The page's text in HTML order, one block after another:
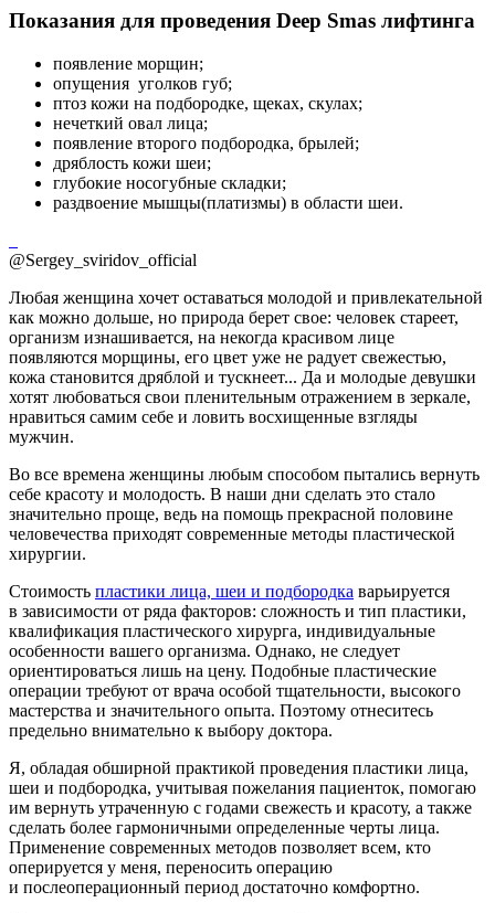
Показания для проведения Deep Smas лифтинга
появление морщин;
опущения уголков губ;
птоз кожи на подбородке, щеках, скулах;
нечеткий овал лица;
появление второго подбородка, брылей;
дряблость кожи шеи;
глубокие носогубные складки;
раздвоение мышцы(платизмы) в области шеи.
@Sergey_sviridov_official
Любая женщина хочет оставаться молодой и привлекательной
как можно дольше, но природа берет свое: человек стареет,
организм изнашивается, на некогда красивом лице
появляются морщины, его цвет уже не радует свежестью,
кожа становится дряблой и тускнеет... Да и молодые девушки
хотят любоваться свои пленительным отражением в зеркале,
нравиться самим себе и ловить восхищенные взгляды
мужчин.
Во все времена женщины любым способом пытались вернуть
себе красоту и молодость. В наши дни сделать это стало
значительно проще, ведь на помощь прекрасной половине
человечества приходят современные методы пластической
хирургии.
Стоимость пластики лица, шеи и подбородка варьируется
в зависимости от ряда факторов: сложность и тип пластики,
квалификация пластического хирурга, индивидуальные
особенности вашего организма. Однако, не следует
ориентироваться лишь на цену. Подобные пластические
операции требуют от врача особой тщательности, высокого
мастерства и значительного опыта. Поэтому отнеситесь
предельно внимательно к выбору доктора.
Я, обладая обширной практикой проведения пластики лица,
шеи и подбородка, учитывая пожелания пациенток, помогаю
им вернуть утраченную с годами свежесть и красоту, а также
сделать более гармоничными определенные черты лица.
Применение современных методов позволяет всем, кто
оперируется у меня, переносить операцию
и послеоперационный период достаточно комфортно.